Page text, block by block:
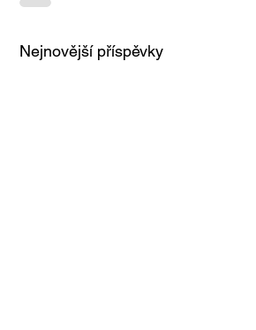
Nejnovější příspěvky